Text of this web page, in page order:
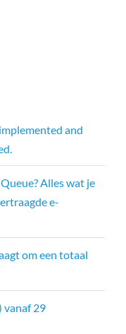
and
Alles wat je
e-
om een totaal
vanaf 29